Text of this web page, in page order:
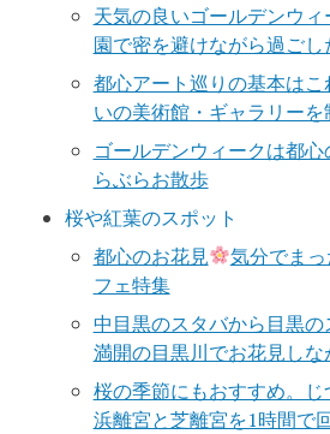
天気の良いゴールデンウ
園で密を避けながら過ごし
都心アート巡りの基本は
いの美術館・ギャラリーを
ゴールデンウィークは都
らぶらお散歩
桜や紅葉のスポット
都心のお花見
気分でま
フェ特集
中目黒のスタバから目黒
満開の目黒川でお花見しな
桜の季節にもおすすめ。
浜離宮と芝離宮を1時間で